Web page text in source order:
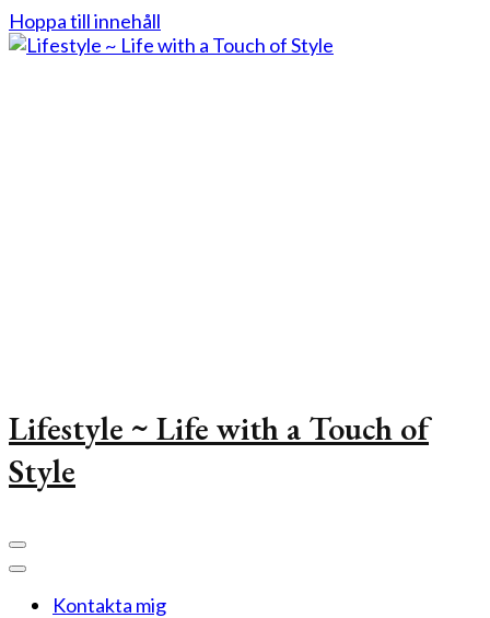
Hoppa till innehåll
Lifestyle ~ Life with a Touch of
Style
Kontakta mig